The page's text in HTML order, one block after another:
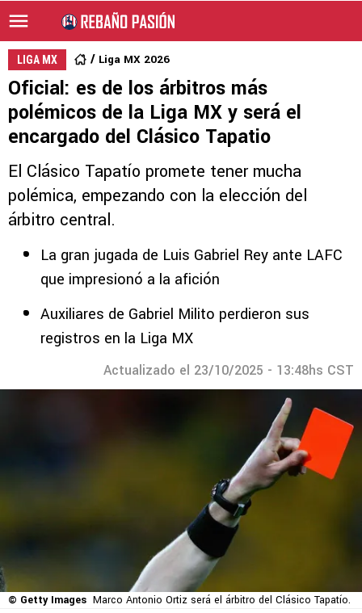
LIGA MX Liga MX 2026
Oficial: es de los árbitros más
polémicos de la Liga MX y será el
encargado del Clásico Tapatio
El Clásico Tapatío promete tener mucha
polémica, empezando con la elección del
árbitro central.
La gran jugada de Luis Gabriel Rey ante LAFC
que impresionó a la afición
Auxiliares de Gabriel Milito perdieron sus
registros en la Liga MX
Actualizado el 23/10/2025 - 13:48hs CST
© Getty Images Marco Antonio Ortiz será el árbitro del Clásico Tapatío.